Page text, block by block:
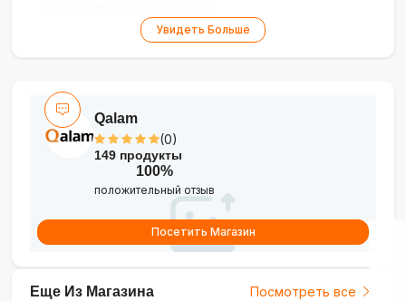
Доступность — практичное решение для
Увидеть Больше
Еще Из Магазина Посмотреть все
Qalam
(0)
149 продукты
100%
положительный отзыв
Посетить Магазин